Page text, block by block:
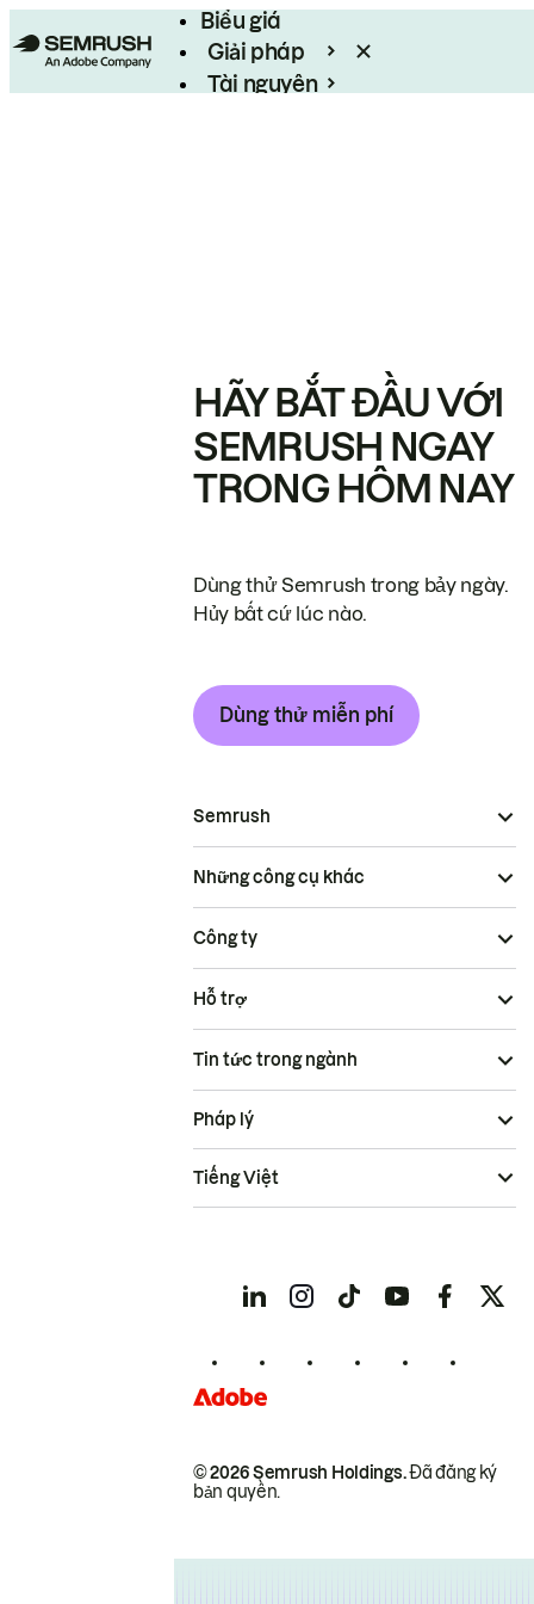
Biểu giá
Giải pháp
Tài nguyên
HÃY BẮT ĐẦU VỚI
SEMRUSH NGAY
TRONG HÔM NAY
Dùng thử Semrush trong bảy ngày.
Hủy bất cứ lúc nào.
Dùng thử miễn phí
Semrush
Những công cụ khác
Công ty
Hỗ trợ
Tin tức trong ngành
© 2026 Semrush Holdings.Đã đăng ký
bản quyền.
Pháp lý
Tiếng Việt